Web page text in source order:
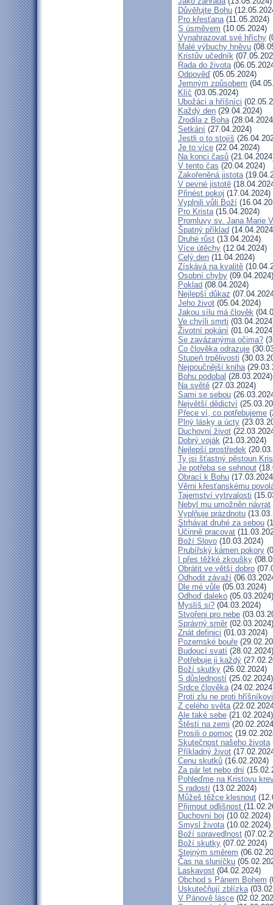
Důvěřujte Bohu
Pro křesťana(11.05.2024)
S úsměvem (10.05.2024)
Vynahrazovat své hříchy
Malé výbuchy hněvu
Kristův učedník
Rada do života
Odpověď (05.05.2024)
Jemným způsobem
Klíč (03.05.2024)
Ubožáci a hříšníci
Každý den (29.04.2024)
Zrodila z Boha
Setkání (27.04.2024)
Jestli o to stojíš
Je to více (22.04.2024)
Na konci časů
V tento čas (20.04.2024)
Zakořeněná jistota
V pevné jistotě
Přinést pokoj (17.04.2024)
Vyplnili vůli Boží
Pro Krista(15.04.2024)
Promluvy sv. Jana Marie
Špatný příklad
Druhé růst (13.04.2024)
Více útěchy (12.04.2024)
Celý den (11.04.2024)
Získává na kvalitě
Osobní chyby (09.04.2024)
Poklad (08.04.2024)
Nejlepší důkaz
Jeho život (05.04.2024)
Jakou sílu má člověk
Ve chvíli smrti
Životní pokání
Se zavázanýma očima?
Co člověka odrazuje
Stupeň trpělivosti
Nejpoučnější kniha
Bohu podobal (28.03.2024)
Na světě (27.03.2024)
Sami se sebou
Největší dědictví
Přece ví, co potřebujeme
Plný lásky a úcty
Duchovní život
Dobrý voják (21.03.2024)
Nejlepší prostředek
Ty jsi šťastný pěstoun
Je potřeba se sehnout
Obrací k Bohu
Věrni křesťanskému
Tajemství vytrvalosti
Nebyl mu umožněn návrat
Vyplňuje prázdnotu
Strhávat druhé za sebou
Účinně pracovat
Boží Slovo (10.03.2024)
Prubířský kámen pokory
I přes těžké zkoušky
Obrátit ve větší dobro
Odhodit závaží
Dle mé vůle (05.03.2024)
Odhoď daleko (05.03.2024)
Myslíš si? (04.03.2024)
Stvořeni pro nebe
Správný směr (02.03.2024)
Znát definici (01.03.2024)
Pozemské bouře
Budoucí svatí (28.02.2024)
Potřebuje ji každý
Boží skutky (26.02.2024)
S důsledností (25.02.2024)
Srdce člověka
Proti zlu ne proti hříšníkovi
Z celého světa
Ale také sebe (21.02.2024)
Štěstí na zemi
Prosili o pomoc
Skutečnost našeho života
Příkladný život
Cenu skutků (16.02.2024)
Za pár let nebo dní
Pohleďme na Kristovu
S radostí (13.02.2024)
Můžeš těžce klesnout
Přijmout odlišnost
Duchovní boj (10.02.2024)
Smysl života(10.02.2024)
Boží spravedlnost
Boží skutky (07.02.2024)
Stejným směrem
Čas na sluníčku
Laskavost (04.02.2024)
Obchod s Pánem Bohem
Uskutečňují zblízka
V Pánově lásce